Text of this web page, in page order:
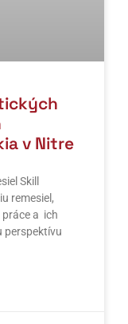
v Nitre
Skill
remesiel,
práce a ich
perspektívu